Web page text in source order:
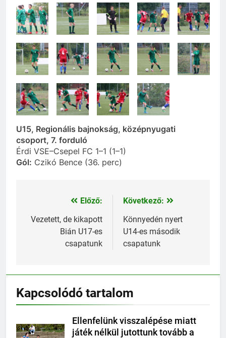
U15, Regionális bajnokság, középnyugati
csoport, 7. forduló
Érdi VSE–Csepel FC 1–1 (1–1)
Gól: Czikó Bence (36. perc)
Bejegyzés
navigáció
Előző:
Vezetett, de kikapott
Bián U17-es
csapatunk
Következő:
Könnyedén nyert
U14-es második
csapatunk
Kapcsolódó tartalom
Ellenfelünk visszalépése miatt
játék nélkül jutottunk tovább a